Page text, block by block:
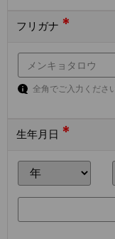
フリガナ *
全角でご入力くださ
生年月日 *